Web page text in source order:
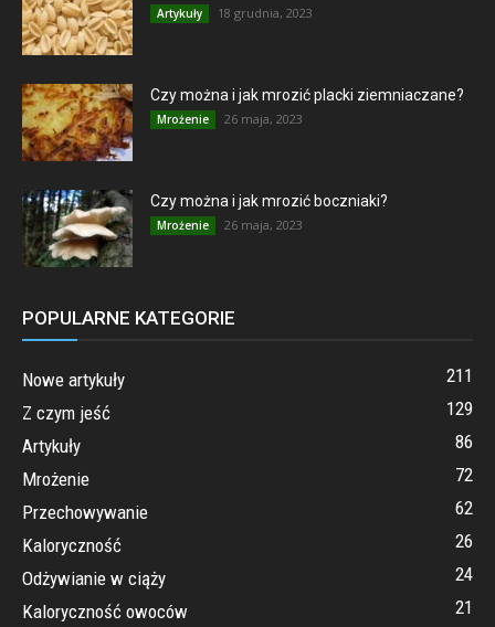
Artykuły 18 grudnia, 2023
Czy można i jak mrozić placki ziemniaczane?
Mrożenie 26 maja, 2023
Czy można i jak mrozić boczniaki?
Mrożenie 26 maja, 2023
POPULARNE KATEGORIE
Nowe artykuły
211
Z czym jeść
129
Artykuły
86
Mrożenie
72
Przechowywanie
62
Kaloryczność
26
Odżywianie w ciąży
24
Kaloryczność owoców
21